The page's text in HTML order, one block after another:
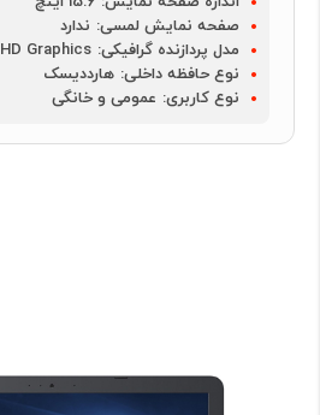
صفحه نمایش لمسی: ندارد
مدل پردازنده گرافیکی: HD Graphics
نوع حافظه داخلی: هارددیسک
نوع کاربری: عمومی و خانگی